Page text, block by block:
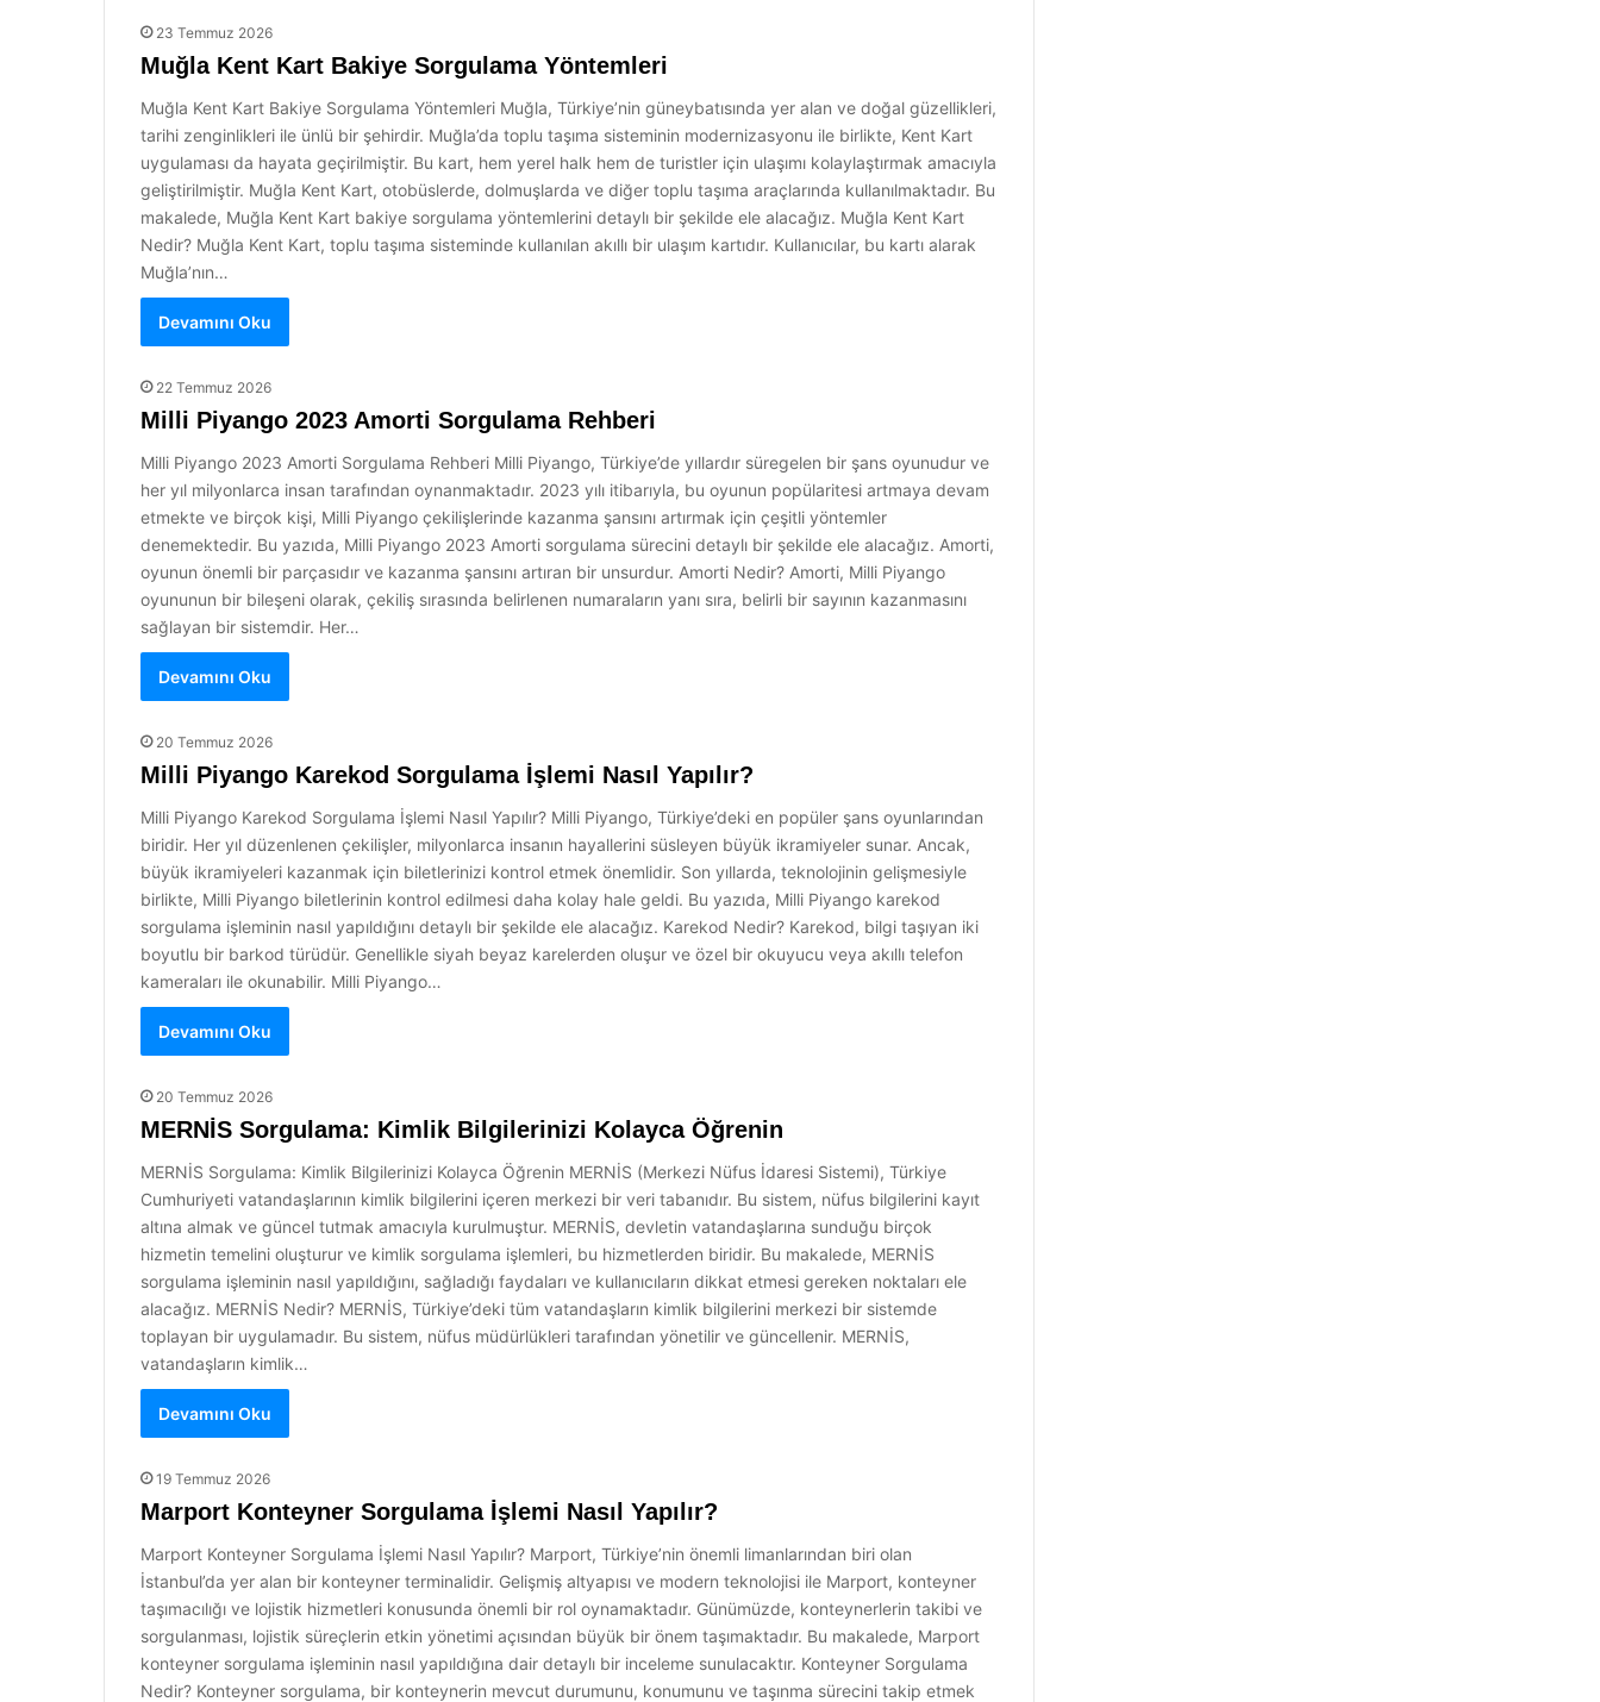
23 Temmuz 2026
Muğla Kent Kart Bakiye Sorgulama Yöntemleri
Muğla Kent Kart Bakiye Sorgulama Yöntemleri Muğla, Türkiye’nin güneybatısında yer alan ve doğal güzellikleri,
tarihi zenginlikleri ile ünlü bir şehirdir. Muğla’da toplu taşıma sisteminin modernizasyonu ile birlikte, Kent Kart
uygulaması da hayata geçirilmiştir. Bu kart, hem yerel halk hem de turistler için ulaşımı kolaylaştırmak amacıyla
geliştirilmiştir. Muğla Kent Kart, otobüslerde, dolmuşlarda ve diğer toplu taşıma araçlarında kullanılmaktadır. Bu
makalede, Muğla Kent Kart bakiye sorgulama yöntemlerini detaylı bir şekilde ele alacağız. Muğla Kent Kart
Nedir? Muğla Kent Kart, toplu taşıma sisteminde kullanılan akıllı bir ulaşım kartıdır. Kullanıcılar, bu kartı alarak
Muğla’nın…
Devamını Oku
22 Temmuz 2026
Milli Piyango 2023 Amorti Sorgulama Rehberi
Milli Piyango 2023 Amorti Sorgulama Rehberi Milli Piyango, Türkiye’de yıllardır süregelen bir şans oyunudur ve
her yıl milyonlarca insan tarafından oynanmaktadır. 2023 yılı itibarıyla, bu oyunun popülaritesi artmaya devam
etmekte ve birçok kişi, Milli Piyango çekilişlerinde kazanma şansını artırmak için çeşitli yöntemler
denemektedir. Bu yazıda, Milli Piyango 2023 Amorti sorgulama sürecini detaylı bir şekilde ele alacağız. Amorti,
oyunun önemli bir parçasıdır ve kazanma şansını artıran bir unsurdur. Amorti Nedir? Amorti, Milli Piyango
oyununun bir bileşeni olarak, çekiliş sırasında belirlenen numaraların yanı sıra, belirli bir sayının kazanmasını
sağlayan bir sistemdir. Her…
Devamını Oku
20 Temmuz 2026
Milli Piyango Karekod Sorgulama İşlemi Nasıl Yapılır?
Milli Piyango Karekod Sorgulama İşlemi Nasıl Yapılır? Milli Piyango, Türkiye’deki en popüler şans oyunlarından
biridir. Her yıl düzenlenen çekilişler, milyonlarca insanın hayallerini süsleyen büyük ikramiyeler sunar. Ancak,
büyük ikramiyeleri kazanmak için biletlerinizi kontrol etmek önemlidir. Son yıllarda, teknolojinin gelişmesiyle
birlikte, Milli Piyango biletlerinin kontrol edilmesi daha kolay hale geldi. Bu yazıda, Milli Piyango karekod
sorgulama işleminin nasıl yapıldığını detaylı bir şekilde ele alacağız. Karekod Nedir? Karekod, bilgi taşıyan iki
boyutlu bir barkod türüdür. Genellikle siyah beyaz karelerden oluşur ve özel bir okuyucu veya akıllı telefon
kameraları ile okunabilir. Milli Piyango…
Devamını Oku
20 Temmuz 2026
MERNİS Sorgulama: Kimlik Bilgilerinizi Kolayca Öğrenin
MERNİS Sorgulama: Kimlik Bilgilerinizi Kolayca Öğrenin MERNİS (Merkezi Nüfus İdaresi Sistemi), Türkiye
Cumhuriyeti vatandaşlarının kimlik bilgilerini içeren merkezi bir veri tabanıdır. Bu sistem, nüfus bilgilerini kayıt
altına almak ve güncel tutmak amacıyla kurulmuştur. MERNİS, devletin vatandaşlarına sunduğu birçok
hizmetin temelini oluşturur ve kimlik sorgulama işlemleri, bu hizmetlerden biridir. Bu makalede, MERNİS
sorgulama işleminin nasıl yapıldığını, sağladığı faydaları ve kullanıcıların dikkat etmesi gereken noktaları ele
alacağız. MERNİS Nedir? MERNİS, Türkiye’deki tüm vatandaşların kimlik bilgilerini merkezi bir sistemde
toplayan bir uygulamadır. Bu sistem, nüfus müdürlükleri tarafından yönetilir ve güncellenir. MERNİS,
vatandaşların kimlik…
Devamını Oku
19 Temmuz 2026
Marport Konteyner Sorgulama İşlemi Nasıl Yapılır?
Marport Konteyner Sorgulama İşlemi Nasıl Yapılır? Marport, Türkiye’nin önemli limanlarından biri olan
İstanbul’da yer alan bir konteyner terminalidir. Gelişmiş altyapısı ve modern teknolojisi ile Marport, konteyner
taşımacılığı ve lojistik hizmetleri konusunda önemli bir rol oynamaktadır. Günümüzde, konteynerlerin takibi ve
sorgulanması, lojistik süreçlerin etkin yönetimi açısından büyük bir önem taşımaktadır. Bu makalede, Marport
konteyner sorgulama işleminin nasıl yapıldığına dair detaylı bir inceleme sunulacaktır. Konteyner Sorgulama
Nedir? Konteyner sorgulama, bir konteynerin mevcut durumunu, konumunu ve taşınma sürecini takip etmek